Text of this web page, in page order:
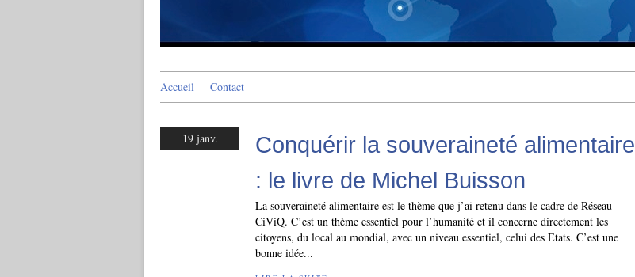
Accueil Contact
19 janv.
Conquérir la souveraineté alimentaire
: le livre de Michel Buisson
La souveraineté alimentaire est le thème que j’ai retenu dans le cadre de Réseau
CiViQ. C’est un thème essentiel pour l’humanité et il concerne directement les
citoyens, du local au mondial, avec un niveau essentiel, celui des Etats. C’est une
bonne idée...